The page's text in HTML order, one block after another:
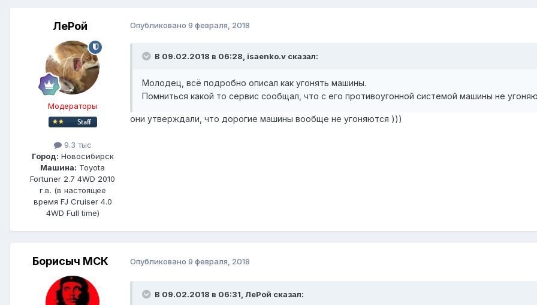
ЛеРой
Модераторы
9.3 тыс
Город: Новосибирск
Машина: Toyota
Fortuner 2.7 4WD 2010
г.в. (в настоящее
время FJ Cruiser 4.0
4WD Full time)
Опубликовано 9 февраля, 2018
В 09.02.2018 в 06:28, isaenko.v сказал:
Молодец, всё подробно описал как угонять машины.
Помниться какой то сервис сообщал, что с его противоугонной системой машины не
они утверждали, что дорогие машины вообще не угоняются )))
Борисыч МСК Опубликовано 9 февраля, 2018
В 09.02.2018 в 06:31, ЛеРой сказал: